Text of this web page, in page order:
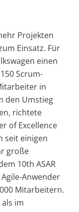
Projekten
Einsatz. Für
einen
Scrum-
in
den Umstieg
richtete
of Excellence
seit einigen
große
10th ASAR
Anwender
Mitarbeitern.
im